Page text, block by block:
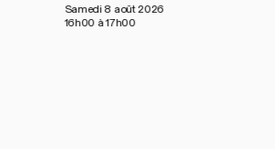
Samedi 8 août 2026
16h00 à 17h00